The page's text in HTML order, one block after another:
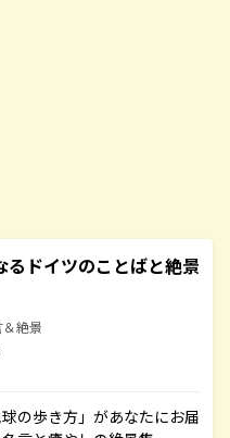
るドイツのことばと絶景
絶景
の歩き方」があなたにお届